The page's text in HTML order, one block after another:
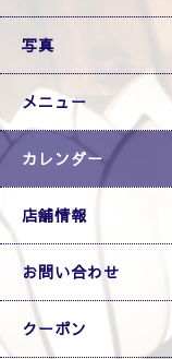
写真
メニュー
カレンダー
店舗情報
お問い合わせ
クーポン